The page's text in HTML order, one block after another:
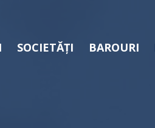
SOCIETĂȚI BAROURI